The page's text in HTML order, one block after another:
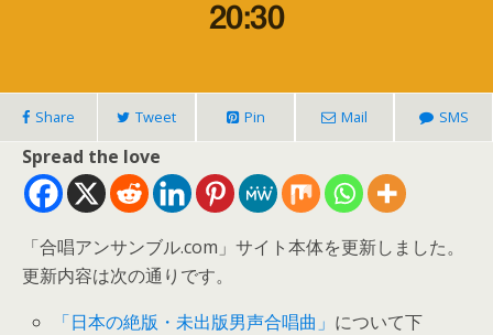
20:30
Share Tweet Pin Mail SMS
Spread the love
「合唱アンサンブル.com」サイト本体を更新しました。
更新内容は次の通りです。
「日本の絶版・未出版男声合唱曲」 について下